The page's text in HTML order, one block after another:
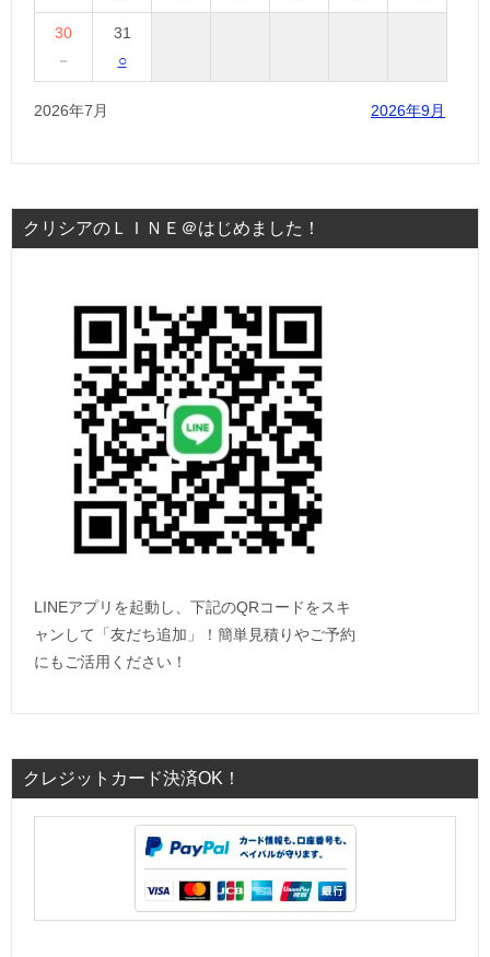
30
－
31
○
2026年7月 2026年9月
クリシアのＬＩＮＥ＠はじめました！
LINEアプリを起動し、下記のQRコードをスキ
ャンして「友だち追加」！簡単見積りやご予約
にもご活用ください！
クレジットカード決済OK！